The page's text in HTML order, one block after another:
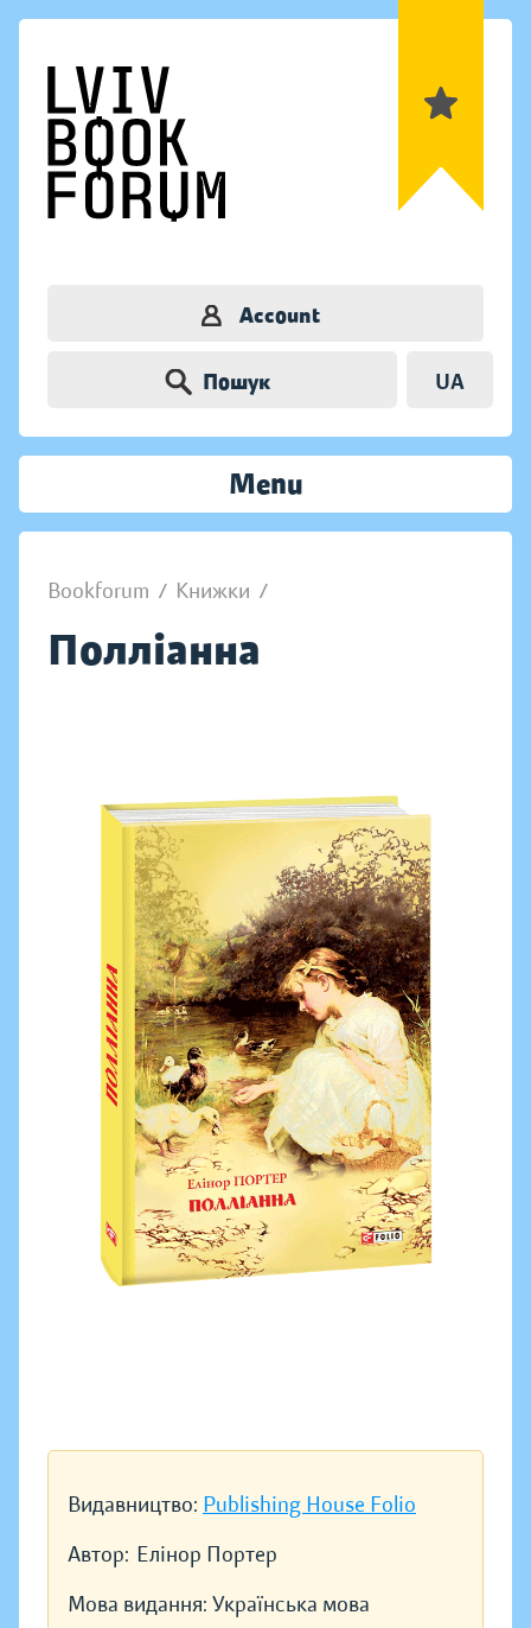
Account
Пошук UA
Menu
Bookforum / Книжки /
Полліанна
Видавництво: Publishing House Folio
Автор: Елінор Портер
Мова видання: Українська мова